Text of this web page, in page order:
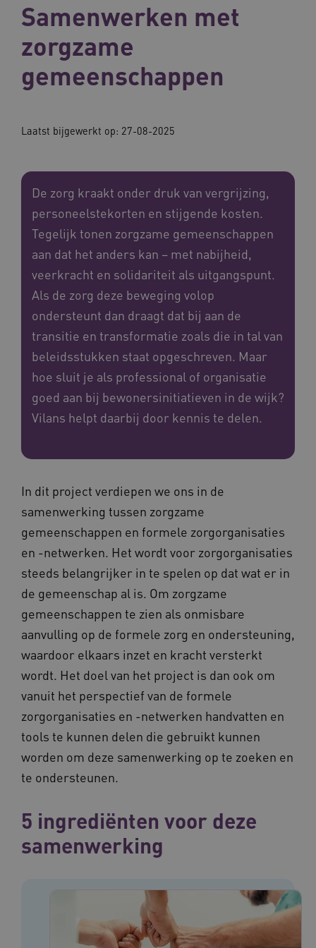
Samenwerken met
zorgzame
gemeenschappen
Laatst bijgewerkt op: 27-08-2025
De zorg kraakt onder druk van vergrijzing,
personeelstekorten en stijgende kosten.
Tegelijk tonen zorgzame gemeenschappen
aan dat het anders kan – met nabijheid,
veerkracht en solidariteit als uitgangspunt.
Als de zorg deze beweging volop
ondersteunt dan draagt dat bij aan de
transitie en transformatie zoals die in tal van
beleidsstukken staat opgeschreven. Maar
hoe sluit je als professional of organisatie
goed aan bij bewonersinitiatieven in de wijk?
Vilans helpt daarbij door kennis te delen.
In dit project verdiepen we ons in de
samenwerking tussen zorgzame
gemeenschappen en formele zorgorganisaties
en -netwerken. Het wordt voor zorgorganisaties
steeds belangrijker in te spelen op dat wat er in
de gemeenschap al is. Om zorgzame
gemeenschappen te zien als onmisbare
aanvulling op de formele zorg en ondersteuning,
waardoor elkaars inzet en kracht versterkt
wordt. Het doel van het project is dan ook om
vanuit het perspectief van de formele
zorgorganisaties en -netwerken handvatten en
tools te kunnen delen die gebruikt kunnen
worden om deze samenwerking op te zoeken en
te ondersteunen.
5 ingrediënten voor deze
samenwerking